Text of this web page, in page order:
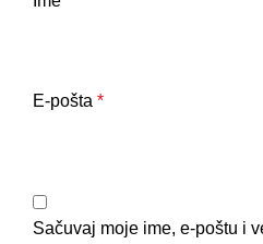
E-pošta *
Sačuvaj moje ime, e-poštu i